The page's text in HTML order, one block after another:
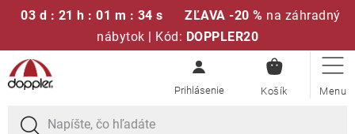
03 d : 21 h : 01 m : 34 s ZĽAVA -20 % na záhradný
nábytok | Kód: DOPPLER20
Prejsť
na
obsah
KOŠÍK
Sedacie súpravy
Slnečníky